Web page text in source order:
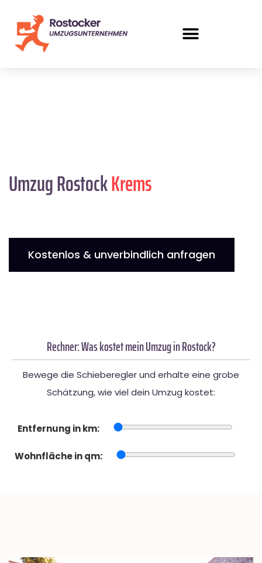
Umzug RostockKrems
Kostenlos & unverbindlich anfragen
Rechner: Was kostet mein Umzug in Rostock?
Bewege die Schieberegler und erhalte eine grobe
Schätzung, wie viel dein Umzug kostet:
Entfernung in km:
Wohnfläche in qm: